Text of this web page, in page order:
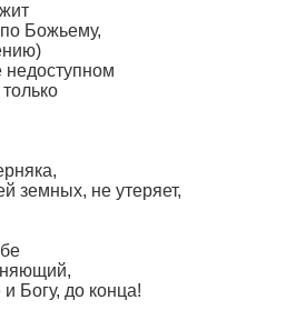
по Божьему,
недоступном
земных, не утеряет,
Богу, до конца!